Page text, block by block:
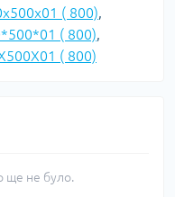
( 800),
( 800),
( 800)
ще не було.